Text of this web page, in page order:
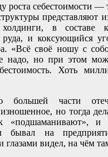
роста себестоимости
представляют
холдинги, в составе
руда, и коксующийся
«Всё своё ношу с
надо, но при этом
Хоть
большей части
изношенное, но тогда
«подшаманивают», и
бывал на
видел, на чём